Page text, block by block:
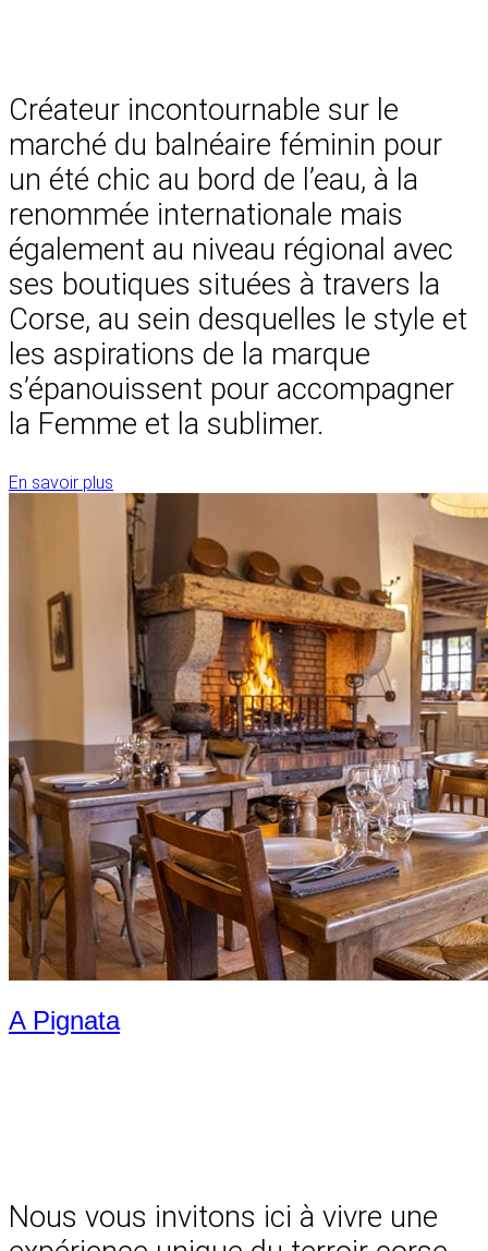
Créateur incontournable sur le
marché du balnéaire féminin pour
un été chic au bord de l’eau, à la
renommée internationale mais
également au niveau régional avec
ses boutiques situées à travers la
Corse, au sein desquelles le style et
les aspirations de la marque
s’épanouissent pour accompagner
la Femme et la sublimer.
En savoir plus
A Pignata
Nous vous invitons ici à vivre une